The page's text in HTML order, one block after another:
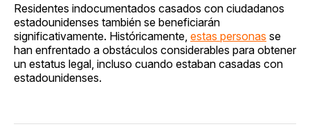
Residentes indocumentados casados con ciudadanos
estadounidenses también se beneficiarán
significativamente. Históricamente, estas personas se
han enfrentado a obstáculos considerables para obtener
un estatus legal, incluso cuando estaban casadas con
estadounidenses.